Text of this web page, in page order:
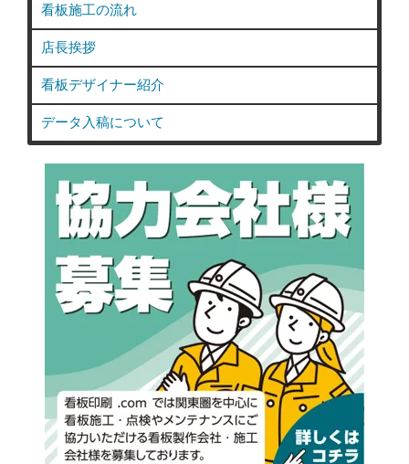
看板施工の流れ
店長挨拶
看板デザイナー紹介
データ入稿について